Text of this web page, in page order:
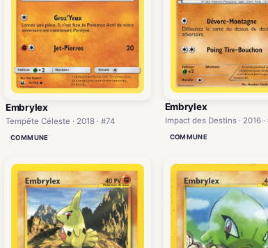
Embrylex
Tempête Céleste · 2018 · #74
COMMUNE
Embrylex
Impact des Destins · 2016 ·
COMMUNE